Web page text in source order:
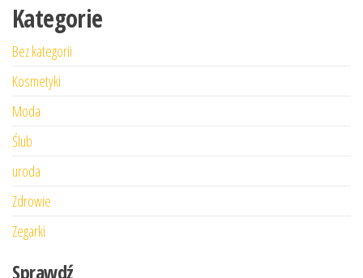
Kategorie
Bez kategorii
Kosmetyki
Moda
Ślub
uroda
Zdrowie
Zegarki
Sprawdź